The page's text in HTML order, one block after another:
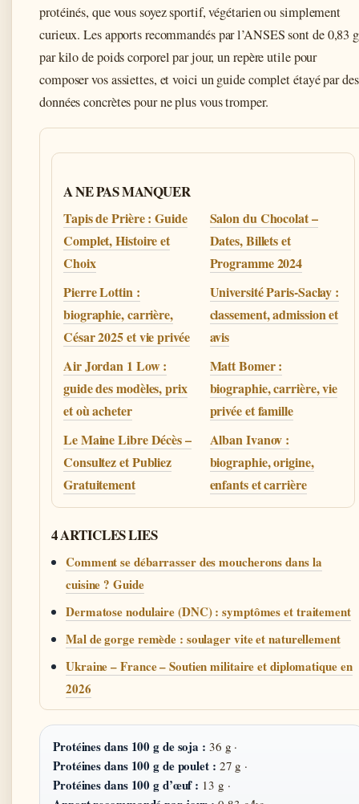
protéinés, que vous soyez sportif, végétarien ou simplement
curieux. Les apports recommandés par l’ANSES sont de 0,83 g
par kilo de poids corporel par jour, un repère utile pour
composer vos assiettes, et voici un guide complet étayé par des
données concrètes pour ne plus vous tromper.
A NE PAS MANQUER
Tapis de Prière : Guide
Complet, Histoire et
Choix
Salon du Chocolat –
Dates, Billets et
Programme 2024
Pierre Lottin :
biographie, carrière,
César 2025 et vie privée
Université Paris-Saclay :
classement, admission et
avis
Air Jordan 1 Low :
guide des modèles, prix
et où acheter
Matt Bomer :
biographie, carrière, vie
privée et famille
Le Maine Libre Décès –
Consultez et Publiez
Gratuitement
Alban Ivanov :
biographie, origine,
enfants et carrière
4 ARTICLES LIES
Comment se débarrasser des moucherons dans la
cuisine ? Guide
Dermatose nodulaire (DNC) : symptômes et traitement
Mal de gorge remède : soulager vite et naturellement
Ukraine – France – Soutien militaire et diplomatique en
2026
Protéines dans 100 g de soja : 36 g ·
Protéines dans 100 g de poulet : 27 g ·
Protéines dans 100 g d’œuf : 13 g ·